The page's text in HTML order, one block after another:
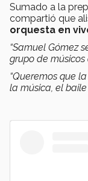
Sumado a la
compartió que
orquesta en
“Samuel Gómez
grupo de
“Queremos que
la música, el